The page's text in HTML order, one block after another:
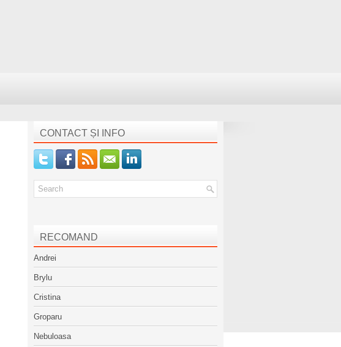
CONTACT ȘI INFO
RECOMAND
Andrei
Brylu
Cristina
Groparu
Nebuloasa